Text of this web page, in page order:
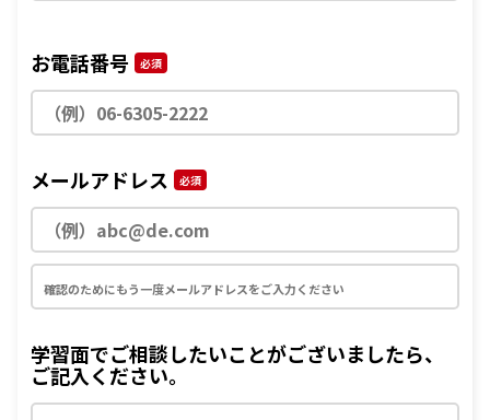
お電話番号 必須
メールアドレス 必須
学習面でご相談したいことがございましたら、
ご記入ください。